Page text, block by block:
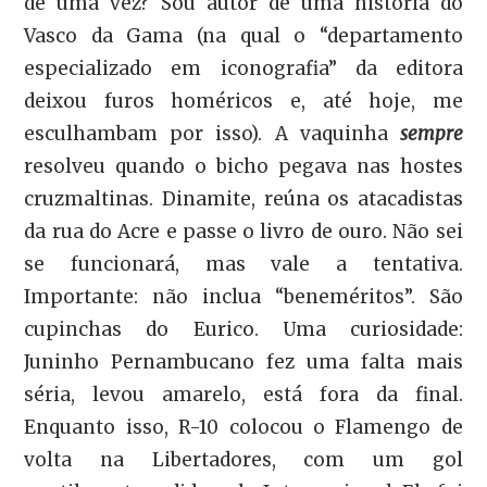
Vasco da Gama (na qual o “departamento
especializado em iconografia” da editora
deixou furos homéricos e, até hoje, me
esculhambam por isso). A vaquinha sempre
resolveu quando o bicho pegava nas hostes
cruzmaltinas. Dinamite, reúna os atacadistas
da rua do Acre e passe o livro de ouro. Não sei
se funcionará, mas vale a tentativa.
Importante: não inclua “beneméritos”. São
cupinchas do Eurico. Uma curiosidade:
Juninho Pernambucano fez uma falta mais
séria, levou amarelo, está fora da final.
Enquanto isso, R-10 colocou o Flamengo de
volta na Libertadores, com um gol